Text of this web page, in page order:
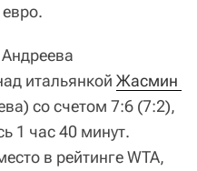
итальянкой Жасмин
со счетом 7:6 (7:2),
1 час 40 минут.
в рейтинге WTA,